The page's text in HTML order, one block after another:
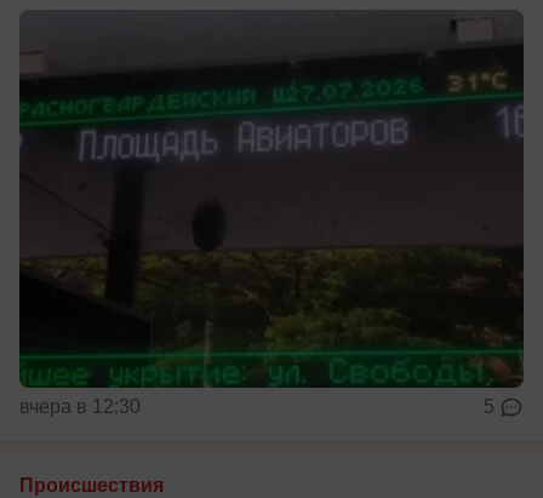
вчера в 12:30 5
Происшествия